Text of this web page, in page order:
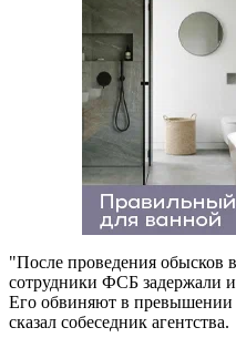
"После проведения обысков
сотрудники ФСБ задержали
Его обвиняют в
сказал собеседник агентства.